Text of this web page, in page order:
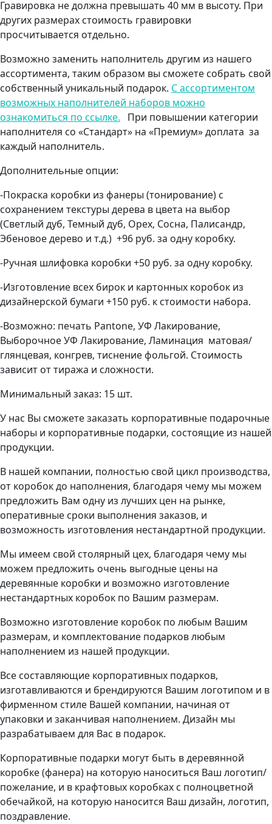
Гравировка не должна превышать 40 мм в высоту. При
других размерах стоимость гравировки
просчитывается отдельно.
Возможно заменить наполнитель другим из нашего
ассортимента, таким образом вы сможете собрать свой
собственный уникальный подарок. С ассортиментом
возможных наполнителей наборов можно
ознакомиться по ссылке. При повышении категории
наполнителя со «Стандарт» на «Премиум» доплата за
каждый наполнитель.
Дополнительные опции:
-Покраска коробки из фанеры (тонирование) с
сохранением текстуры дерева в цвета на выбор
(Светлый дуб, Темный дуб, Орех, Сосна, Палисандр,
Эбеновое дерево и т.д.) +96 руб. за одну коробку.
-Ручная шлифовка коробки +50 руб. за одну коробку.
-Изготовление всех бирок и картонных коробок из
дизайнерской бумаги +150 руб. к стоимости набора.
-Возможно: печать Pantone, УФ Лакирование,
Выборочное УФ Лакирование, Ламинация матовая/
глянцевая, конгрев, тиснение фольгой. Стоимость
зависит от тиража и сложности.
Минимальный заказ: 15 шт.
У нас Вы сможете заказать корпоративные подарочные
наборы и корпоративные подарки, состоящие из нашей
продукции.
В нашей компании, полностью свой цикл производства,
от коробок до наполнения, благодаря чему мы можем
предложить Вам одну из лучших цен на рынке,
оперативные сроки выполнения заказов, и
возможность изготовления нестандартной продукции.
Мы имеем свой столярный цех, благодаря чему мы
можем предложить очень выгодные цены на
деревянные коробки и возможно изготовление
нестандартных коробок по Вашим размерам.
Возможно изготовление коробок по любым Вашим
размерам, и комплектование подарков любым
наполнением из нашей продукции.
Все составляющие корпоративных подарков,
изготавливаются и брендируются Вашим логотипом и в
фирменном стиле Вашей компании, начиная от
упаковки и заканчивая наполнением. Дизайн мы
разрабатываем для Вас в подарок.
Корпоративные подарки могут быть в деревянной
коробке (фанера) на которую наноситься Ваш логотип/
пожелание, и в крафтовых коробках с полноцветной
обечайкой, на которую наносится Ваш дизайн, логотип,
поздравление.